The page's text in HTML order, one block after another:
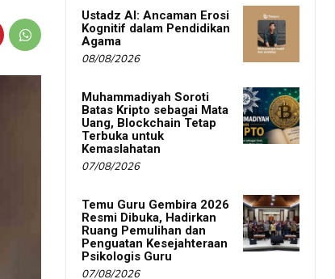
Ustadz AI: Ancaman Erosi
Kognitif dalam Pendidikan
Agama
08/08/2026
Muhammadiyah Soroti
Batas Kripto sebagai Mata
Uang, Blockchain Tetap
Terbuka untuk
Kemaslahatan
07/08/2026
Temu Guru Gembira 2026
Resmi Dibuka, Hadirkan
Ruang Pemulihan dan
Penguatan Kesejahteraan
Psikologis Guru
07/08/2026